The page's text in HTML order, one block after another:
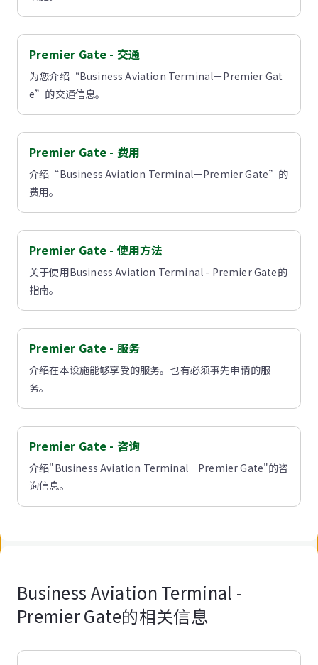
Premier Gate - 交通
为您介绍“Business Aviation Terminal－Premier Gat
e”的交通信息。
Premier Gate - 费用
介绍“Business Aviation Terminal－Premier Gate”的
费用。
Premier Gate - 使用方法
关于使用Business Aviation Terminal - Premier Gate的
指南。
Premier Gate - 服务
介绍在本设施能够享受的服务。也有必须事先申请的服
务。
Premier Gate - 咨询
介绍"Business Aviation Terminal－Premier Gate"的咨
询信息。
Business Aviation Terminal -
Premier Gate的相关信息